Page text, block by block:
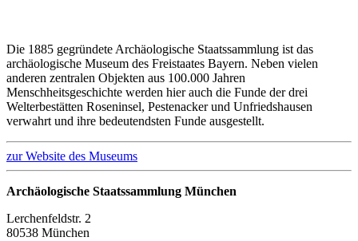
Die 1885 gegründete Archäologische Staatssammlung ist das
archäologische Museum des Freistaates Bayern. Neben vielen
anderen zentralen Objekten aus 100.000 Jahren
Menschheitsgeschichte werden hier auch die Funde der drei
Welterbestätten Roseninsel, Pestenacker und Unfriedshausen
verwahrt und ihre bedeutendsten Funde ausgestellt.
zur Website des Museums
Archäologische Staatssammlung München
Lerchenfeldstr. 2
80538 München